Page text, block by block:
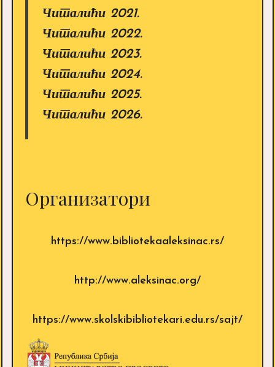
Читалићи 2021.
Читалићи 2022.
Читалићи 2023.
Читалићи 2024.
Читалићи 2025.
Читалићи 2026.
Организатори
https://www.bibliotekaaleksinac.rs/
http://www.aleksinac.org/
https://www.skolskibibliotekari.edu.rs/sajt/